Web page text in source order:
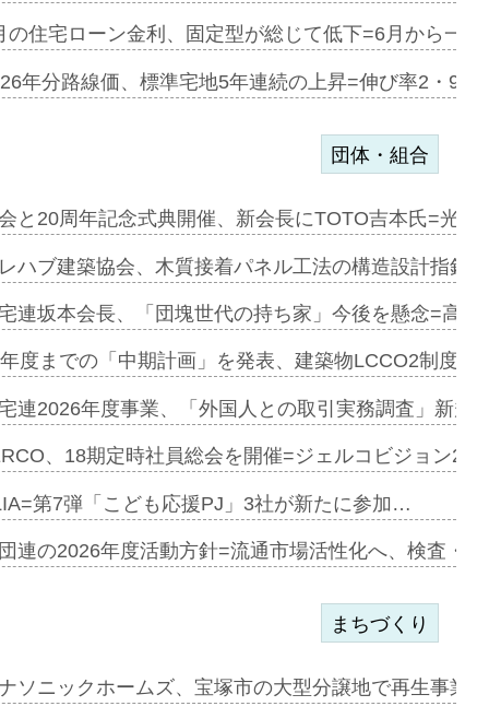
協業=お互…
コリビング…
の住宅ローン金利、固定型が総じて低下=6月から一
年分路線価、標準宅地5年連続の上昇=伸び率2・
を提案=P…
ンビ…
加=リンナ…
見込む=…
開始=三協…
団体・組合
と20周年記念式典開催、新会長にTOTO吉本氏=光
ハブ建築協会、木質接着パネル工法の構造設計指針
連坂本会長、「団塊世代の持ち家」今後を懸念=高
度までの「中期計画」を発表、建築物LCCO2制度
連2026年度事業、「外国人との取引実務調査」新規
、18期定時社員総会を開催=ジェルコビジョン
第7弾「こども応援PJ」3社が新たに参加…
連の2026年度活動方針=流通市場活性化へ、検査・
ず=「物…
まちづくり
ソニックホームズ、宝塚市の大型分譲地で再生事業